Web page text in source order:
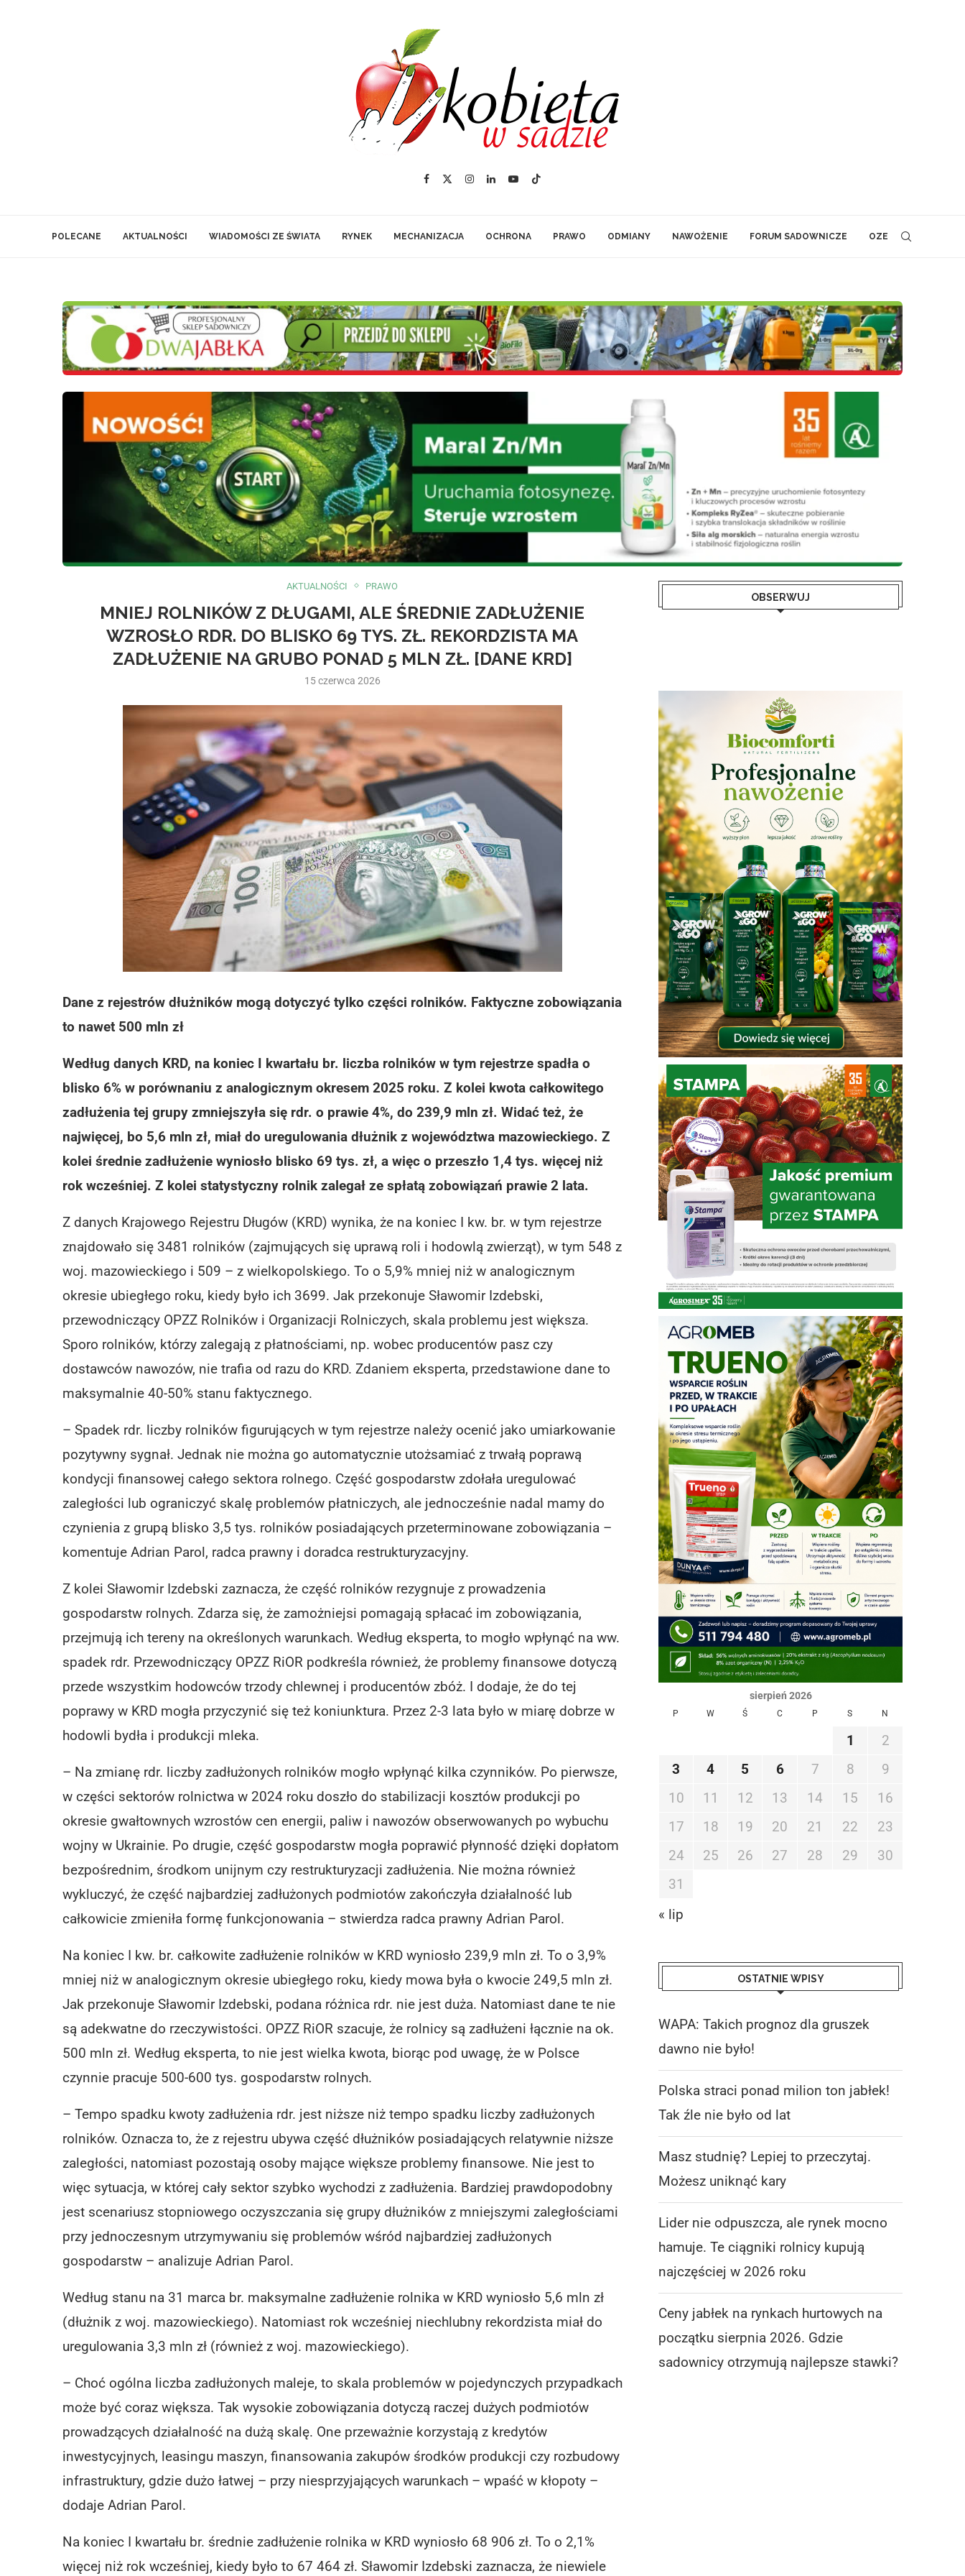
POLECANE AKTUALNOŚCI WIADOMOŚCI ZE ŚWIATA RYNEK MECHANIZACJA OCHRONA PRAWO ODMIANY NAWOŻENIE FORUM SADOWNICZE OZE
AKTUALNOŚCI PRAWO
MNIEJ ROLNIKÓW Z DŁUGAMI, ALE ŚREDNIE ZADŁUŻENIE
WZROSŁO RDR. DO BLISKO 69 TYS. ZŁ. REKORDZISTA MA
ZADŁUŻENIE NA GRUBO PONAD 5 MLN ZŁ. [DANE KRD]
15 czerwca 2026
Dane z rejestrów dłużników mogą dotyczyć tylko części rolników. Faktyczne zobowiązania
to nawet 500 mln zł
Według danych KRD, na koniec I kwartału br. liczba rolników w tym rejestrze spadła o
blisko 6% w porównaniu z analogicznym okresem 2025 roku. Z kolei kwota całkowitego
zadłużenia tej grupy zmniejszyła się rdr. o prawie 4%, do 239,9 mln zł. Widać też, że
najwięcej, bo 5,6 mln zł, miał do uregulowania dłużnik z województwa mazowieckiego. Z
kolei średnie zadłużenie wyniosło blisko 69 tys. zł, a więc o przeszło 1,4 tys. więcej niż
rok wcześniej. Z kolei statystyczny rolnik zalegał ze spłatą zobowiązań prawie 2 lata.
Z danych Krajowego Rejestru Długów (KRD) wynika, że na koniec I kw. br. w tym rejestrze
znajdowało się 3481 rolników (zajmujących się uprawą roli i hodowlą zwierząt), w tym 548 z
woj. mazowieckiego i 509 – z wielkopolskiego. To o 5,9% mniej niż w analogicznym
okresie ubiegłego roku, kiedy było ich 3699. Jak przekonuje Sławomir Izdebski,
przewodniczący OPZZ Rolników i Organizacji Rolniczych, skala problemu jest większa.
Sporo rolników, którzy zalegają z płatnościami, np. wobec producentów pasz czy
dostawców nawozów, nie trafia od razu do KRD. Zdaniem eksperta, przedstawione dane to
maksymalnie 40-50% stanu faktycznego.
– Spadek rdr. liczby rolników figurujących w tym rejestrze należy ocenić jako umiarkowanie
pozytywny sygnał. Jednak nie można go automatycznie utożsamiać z trwałą poprawą
kondycji finansowej całego sektora rolnego. Część gospodarstw zdołała uregulować
zaległości lub ograniczyć skalę problemów płatniczych, ale jednocześnie nadal mamy do
czynienia z grupą blisko 3,5 tys. rolników posiadających przeterminowane zobowiązania –
komentuje Adrian Parol, radca prawny i doradca restrukturyzacyjny.
Z kolei Sławomir Izdebski zaznacza, że część rolników rezygnuje z prowadzenia
gospodarstw rolnych. Zdarza się, że zamożniejsi pomagają spłacać im zobowiązania,
przejmują ich tereny na określonych warunkach. Według eksperta, to mogło wpłynąć na ww.
spadek rdr. Przewodniczący OPZZ RiOR podkreśla również, że problemy finansowe dotyczą
przede wszystkim hodowców trzody chlewnej i producentów zbóż. I dodaje, że do tej
poprawy w KRD mogła przyczynić się też koniunktura. Przez 2-3 lata było w miarę dobrze w
hodowli bydła i produkcji mleka.
– Na zmianę rdr. liczby zadłużonych rolników mogło wpłynąć kilka czynników. Po pierwsze,
w części sektorów rolnictwa w 2024 roku doszło do stabilizacji kosztów produkcji po
okresie gwałtownych wzrostów cen energii, paliw i nawozów obserwowanych po wybuchu
wojny w Ukrainie. Po drugie, część gospodarstw mogła poprawić płynność dzięki dopłatom
bezpośrednim, środkom unijnym czy restrukturyzacji zadłużenia. Nie można również
wykluczyć, że część najbardziej zadłużonych podmiotów zakończyła działalność lub
całkowicie zmieniła formę funkcjonowania – stwierdza radca prawny Adrian Parol.
Na koniec I kw. br. całkowite zadłużenie rolników w KRD wyniosło 239,9 mln zł. To o 3,9%
mniej niż w analogicznym okresie ubiegłego roku, kiedy mowa była o kwocie 249,5 mln zł.
Jak przekonuje Sławomir Izdebski, podana różnica rdr. nie jest duża. Natomiast dane te nie
są adekwatne do rzeczywistości. OPZZ RiOR szacuje, że rolnicy są zadłużeni łącznie na ok.
500 mln zł. Według eksperta, to nie jest wielka kwota, biorąc pod uwagę, że w Polsce
czynnie pracuje 500-600 tys. gospodarstw rolnych.
– Tempo spadku kwoty zadłużenia rdr. jest niższe niż tempo spadku liczby zadłużonych
rolników. Oznacza to, że z rejestru ubywa część dłużników posiadających relatywnie niższe
zaległości, natomiast pozostają osoby mające większe problemy finansowe. Nie jest to
więc sytuacja, w której cały sektor szybko wychodzi z zadłużenia. Bardziej prawdopodobny
jest scenariusz stopniowego oczyszczania się grupy dłużników z mniejszymi zaległościami
przy jednoczesnym utrzymywaniu się problemów wśród najbardziej zadłużonych
gospodarstw – analizuje Adrian Parol.
Według stanu na 31 marca br. maksymalne zadłużenie rolnika w KRD wyniosło 5,6 mln zł
(dłużnik z woj. mazowieckiego). Natomiast rok wcześniej niechlubny rekordzista miał do
uregulowania 3,3 mln zł (również z woj. mazowieckiego).
– Choć ogólna liczba zadłużonych maleje, to skala problemów w pojedynczych przypadkach
może być coraz większa. Tak wysokie zobowiązania dotyczą raczej dużych podmiotów
prowadzących działalność na dużą skalę. One przeważnie korzystają z kredytów
inwestycyjnych, leasingu maszyn, finansowania zakupów środków produkcji czy rozbudowy
infrastruktury, gdzie dużo łatwej – przy niesprzyjających warunkach – wpaść w kłopoty –
dodaje Adrian Parol.
Na koniec I kwartału br. średnie zadłużenie rolnika w KRD wyniosło 68 906 zł. To o 2,1%
więcej niż rok wcześniej, kiedy było to 67 464 zł. Sławomir Izdebski zaznacza, że niewiele
OBSERWUJ
sierpień 2026
P W Ś C P S N
1
2
3
4 5 6 7 8
9
10
11 12 13 14 15
16
17
18 19 20 21 22
23
24
25 26 27 28 29
30
31
« lip
OSTATNIE WPISY
WAPA: Takich prognoz dla gruszek
dawno nie było!
Polska straci ponad milion ton jabłek!
Tak źle nie było od lat
Masz studnię? Lepiej to przeczytaj.
Możesz uniknąć kary
Lider nie odpuszcza, ale rynek mocno
hamuje. Te ciągniki rolnicy kupują
najczęściej w 2026 roku
Ceny jabłek na rynkach hurtowych na
początku sierpnia 2026. Gdzie
sadownicy otrzymują najlepsze stawki?